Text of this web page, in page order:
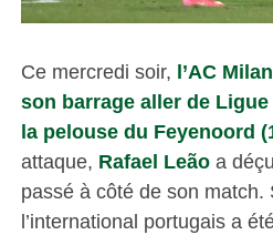
Ce mercredi soir, l’AC
son barrage aller de
la pelouse du Feyenoord
attaque, Rafael Leãoa
passé à côté de son match.
l’international portugais a